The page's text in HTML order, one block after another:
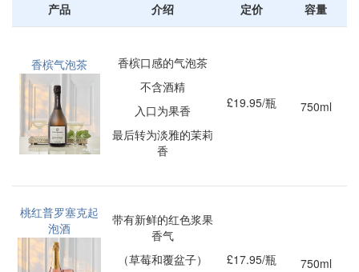
产品 介绍 定价 容量
香槟气泡茶
香槟口感的气泡茶
不含酒精
入口为果香
最后转为淡雅的茉莉
香
£19.95/瓶 750ml
桃红普罗塞克起
泡酒
带有新鲜的红色浆果
香气
（草莓和覆盆子）
£17.95/瓶 750ml